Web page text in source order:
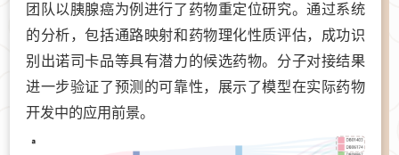
团队以胰腺癌为例进行了药物重定位研究。通过系统
的分析，包括通路映射和药物理化性质评估，成功识
别出诺司卡品等具有潜力的候选药物。分子对接结果
进一步验证了预测的可靠性，展示了模型在实际药物
开发中的应用前景。